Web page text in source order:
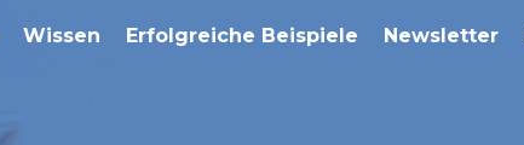
Wissen Erfolgreiche Beispiele Newsletter